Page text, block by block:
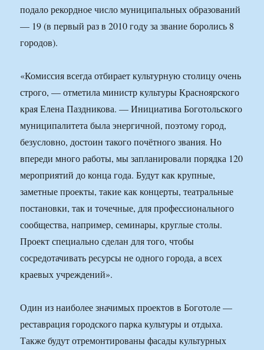
подало рекордное число муниципальных образований
— 19 (в первый раз в 2010 году за звание боролись 8
городов).
«Комиссия всегда отбирает культурную столицу очень
строго, — отметила министр культуры Красноярского
края Елена Паздникова. — Инициатива Боготольского
муниципалитета была энергичной, поэтому город,
безусловно, достоин такого почётного звания. Но
впереди много работы, мы запланировали порядка 120
мероприятий до конца года. Будут как крупные,
заметные проекты, такие как концерты, театральные
постановки, так и точечные, для профессионального
сообщества, например, семинары, круглые столы.
Проект специально сделан для того, чтобы
сосредотачивать ресурсы не одного города, а всех
краевых учреждений».
Один из наиболее значимых проектов в Боготоле —
реставрация городского парка культуры и отдыха.
Также будут отремонтированы фасады культурных